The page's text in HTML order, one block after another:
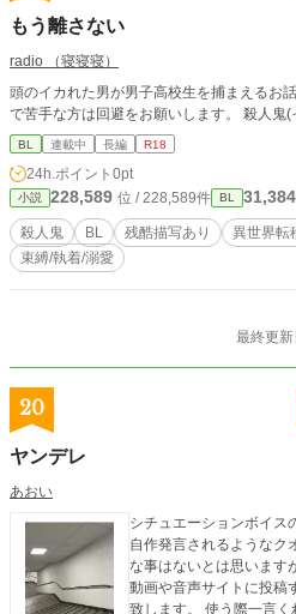
もう離さない
radio （寝寝寝）
頭のイカれた男が男子高校生を捕まえるお話 グロいの出てくるかもしれないの
で苦手な方は回
BL 連載中 長編 R18
24h.ポイント 0pt
小説 228,589 位 / 228,589件 BL 31,384
殺人鬼 BL 残酷描写あり 異世界転
束縛/執着/溺愛
最終更
20
ヤンデレ
あおい
シチュエーションボイスの台本です。
自作発言されるようなク
な事はないとは思います
動画や音声サイトに投稿
致します。 使う際一言くれたら全力で大喜びします笑 初心者